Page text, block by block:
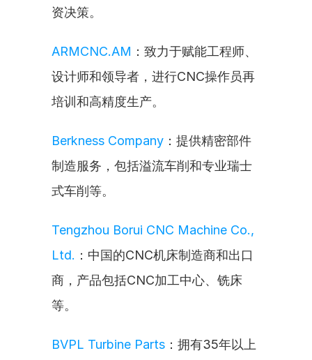
资决策。
ARMCNC.AM ：致力于赋能工程师、
设计师和领导者，进行CNC操作员再
培训和高精度生产。
Berkness Company ：提供精密部件
制造服务，包括溢流车削和专业瑞士
式车削等。
Tengzhou Borui CNC Machine Co.,
Ltd. ：中国的CNC机床制造商和出口
商，产品包括CNC加工中心、铣床
等。
BVPL Turbine Parts ：拥有35年以上